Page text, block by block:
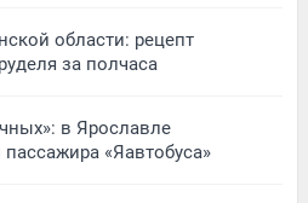
области: рецепт
за полчаса
в Ярославле
«Яавтобуса»